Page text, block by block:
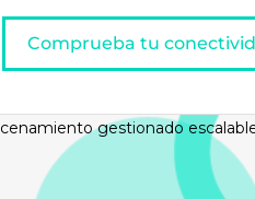
Comprueba tu
gestionado